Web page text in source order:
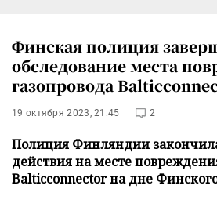
Финская полиция
обследование места
газопровода
19 октября 2023, 21:45 2
Полиция Финляндии
действия на месте
Balticconnector на дне